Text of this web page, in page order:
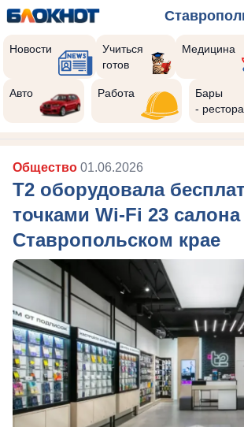
Новости
Учиться
готов
Медицина
Авто Работа
Бары
-
Общество 01.06.2026
T2 оборудовала
точками Wi-Fi 23 салона
Ставропольском крае